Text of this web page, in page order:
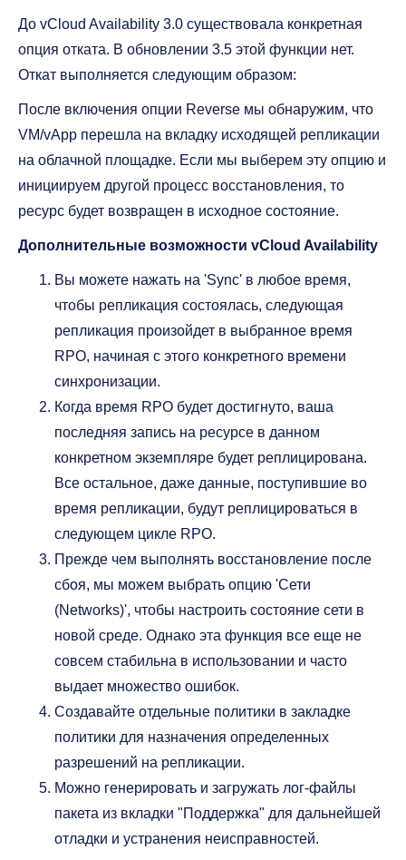
До vCloud Availability 3.0 существовала конкретная
опция отката. В обновлении 3.5 этой функции нет.
Откат выполняется следующим образом:
После включения опции Reverse мы обнаружим, что
VM/vApp перешла на вкладку исходящей репликации
на облачной площадке. Если мы выберем эту опцию и
инициируем другой процесс восстановления, то
ресурс будет возвращен в исходное состояние.
Дополнительные возможности vCloud Availability
Вы можете нажать на 'Sync' в любое время,
чтобы репликация состоялась, следующая
репликация произойдет в выбранное время
RPO, начиная с этого конкретного времени
синхронизации.
Когда время RPO будет достигнуто, ваша
последняя запись на ресурсе в данном
конкретном экземпляре будет реплицирована.
Все остальное, даже данные, поступившие во
время репликации, будут реплицироваться в
следующем цикле RPO.
Прежде чем выполнять восстановление после
сбоя, мы можем выбрать опцию 'Сети
(Networks)', чтобы настроить состояние сети в
новой среде. Однако эта функция все еще не
совсем стабильна в использовании и часто
выдает множество ошибок.
Создавайте отдельные политики в закладке
политики для назначения определенных
разрешений на репликации.
Можно генерировать и загружать лог-файлы
пакета из вкладки "Поддержка" для дальнейшей
отладки и устранения неисправностей.